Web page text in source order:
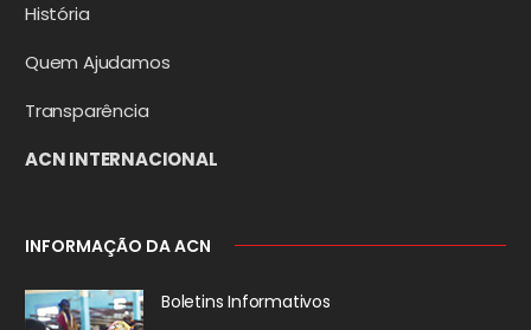
História
Quem Ajudamos
Transparência
ACN INTERNACIONAL
INFORMAÇÃO DA ACN
Boletins Informativos